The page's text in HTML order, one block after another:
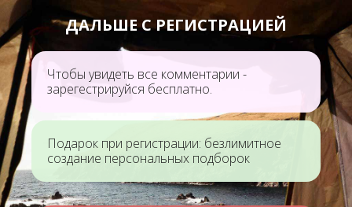
ДАЛЬШЕ С РЕГИСТРАЦИЕЙ
Чтобы увидеть все комментарии -
зарегестрируйся бесплатно.
Подарок при регистрации: безлимитное
создание персональных подборок